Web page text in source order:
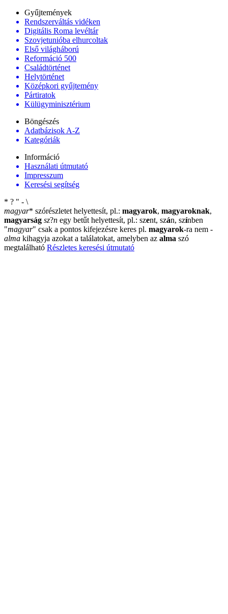
Gyűjtemények
Rendszerváltás vidéken
Digitális Roma levéltár
Szovjetunióba elhurcoltak
Első világháború
Reformáció 500
Családtörténet
Helytörténet
Középkori gyűjtemény
Pártiratok
Külügyminisztérium
Böngészés
Adatbázisok A-Z
Kategóriák
Információ
Használati útmutató
Impresszum
Keresési segítség
* ? " - \
magyar* szórészletet helyettesít, pl.: magyarok, magyaroknak,
magyarság sz?n egy betűt helyettesít, pl.: szent, szán, színben
"magyar" csak a pontos kifejezésre keres pl. magyarok-ra nem -
alma kihagyja azokat a találatokat, amelyben az alma szó
megtalálható Részletes keresési útmutató